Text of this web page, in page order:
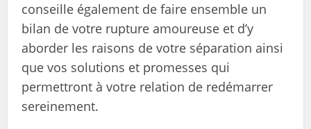
conseille également de faire ensemble un
bilan de votre rupture amoureuse et d’y
aborder les raisons de votre séparation ainsi
que vos solutions et promesses qui
permettront à votre relation de redémarrer
sereinement.